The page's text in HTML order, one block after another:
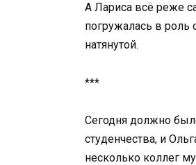
А Лариса всё реже
погружалась в
натянутой.
***
Сегодня должно
студенчества, и
несколько коллег